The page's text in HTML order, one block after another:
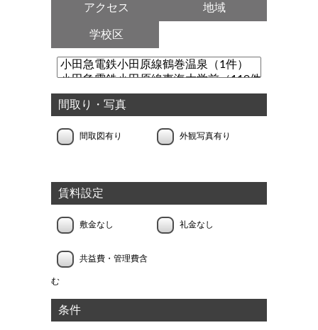
アクセス 地域
学校区
間取り・写真
間取図有り 外観写真有り
賃料設定
敷金なし 礼金なし
共益費・管理費含
む
条件